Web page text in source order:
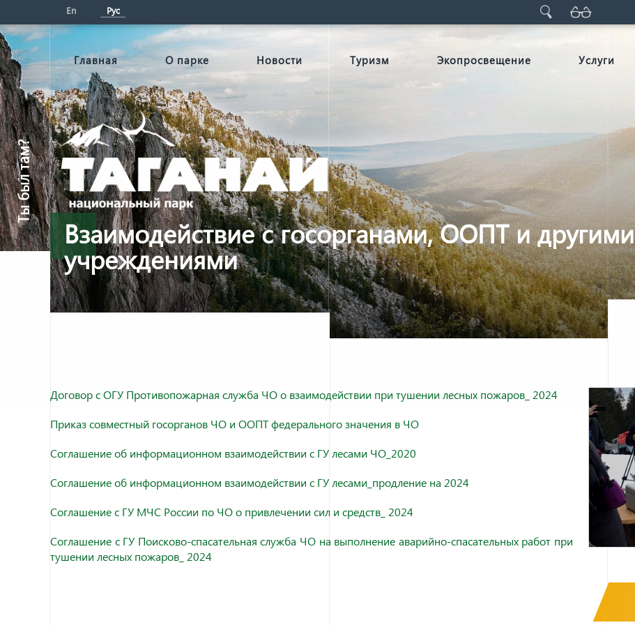
En Рус
Главная О парке Новости Туризм Экопросвещение Услуги
Взаимодействие с госорганами, ООПТ и другими
учреждениями
Ты был там?
Договор с ОГУ Противопожарная служба ЧО о взаимодействии при тушении лесных пожаров_ 2024
Приказ совместный госорганов ЧО и ООПТ федерального значения в ЧО
Соглашение об информационном взаимодействии с ГУ лесами ЧО_2020
Соглашение об информационном взаимодействии с ГУ лесами_продление на 2024
Соглашение с ГУ МЧС России по ЧО о привлечении сил и средств_ 2024
Соглашение с ГУ Поисково-спасательная служба ЧО на выполнение аварийно-спасательных работ при
тушении лесных пожаров_ 2024